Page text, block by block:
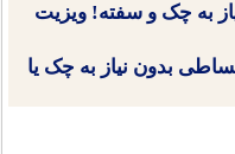
به چک و سفته! ویزیت
بدون نیاز به چک یا